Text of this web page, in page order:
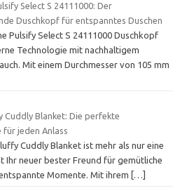
Select S 24111000: Der
Duschkopf für entspanntes Duschen
Pulsify Select S 24111000 Duschkopf
Technologie mit nachhaltigem
Mit einem Durchmesser von 105 mm
Cuddly Blanket: Die perfekte
für jeden Anlass
Cuddly Blanket ist mehr als nur eine
Ihr neuer bester Freund für gemütliche
Momente. Mit ihrem
[…]